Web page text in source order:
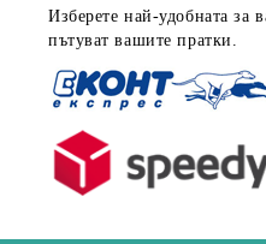
Изберете най-удобната за
пътуват вашите пратки.